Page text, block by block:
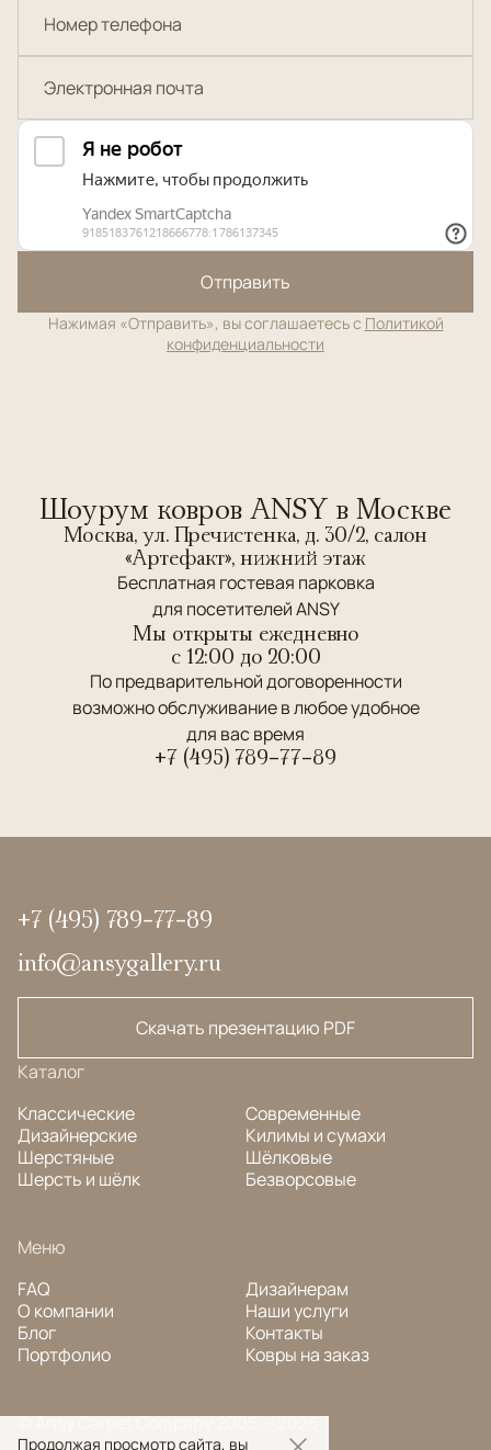
Отправить
Нажимая «Отправить», вы соглашаетесь с Политикой
конфиденциальности
Шоурум ковров ANSY в Москве
Москва, ул. Пречистенка, д. 30/2, салон
«Артефакт», нижний этаж
Бесплатная гостевая парковка
для посетителей ANSY
Мы открыты ежедневно
c 12:00 до 20:00
По предварительной договоренности
возможно обслуживание в любое удобное
для вас время
+7 (495) 789-77-89
+7 (495) 789-77-89
info@ansygallery.ru
Скачать презентацию PDF
Каталог
Классические
Дизайнерские
Шерстяные
Шерсть и шёлк
Современные
Килимы и сумахи
Шёлковые
Безворсовые
Меню
FAQ
О компании
Блог
Портфолио
Дизайнерам
Наши услуги
Контакты
Ковры на заказ
© Ansy Carpet Company 2005 — 2026
Продолжая просмотр сайта, вы